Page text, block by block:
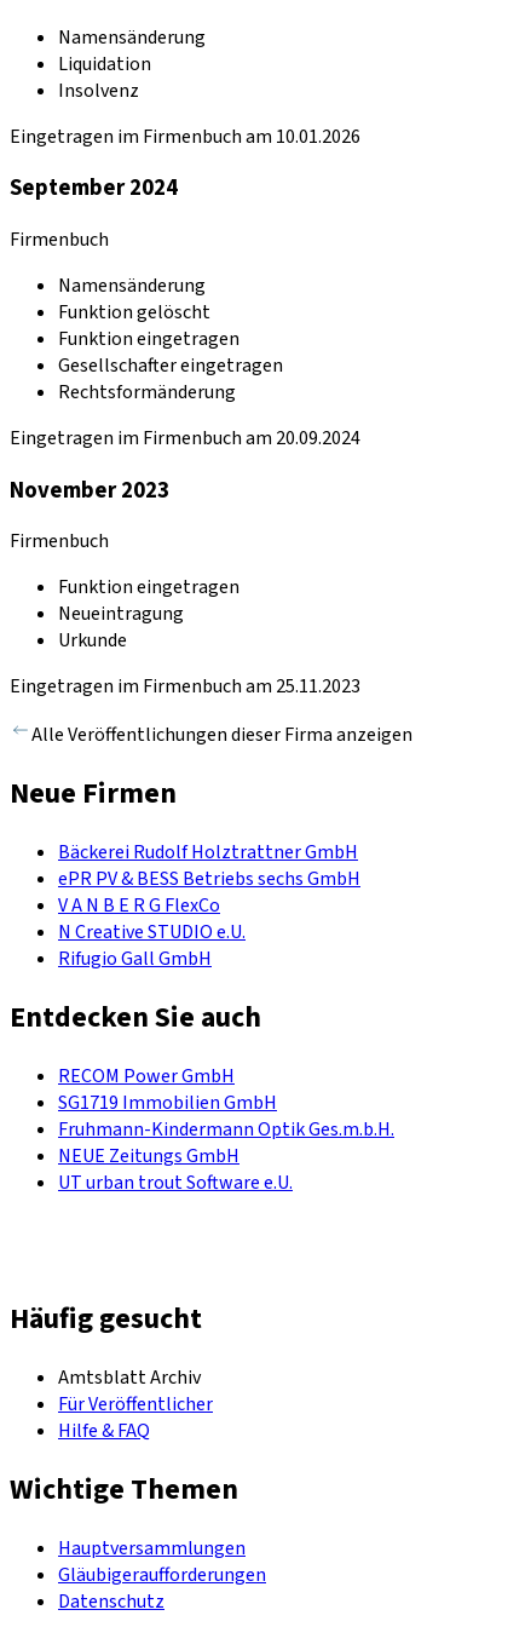
Namensänderung
Liquidation
Insolvenz
Eingetragen im Firmenbuch am 10.01.2026
September 2024
Firmenbuch
Namensänderung
Funktion gelöscht
Funktion eingetragen
Gesellschafter eingetragen
Rechtsformänderung
Eingetragen im Firmenbuch am 20.09.2024
November 2023
Firmenbuch
Funktion eingetragen
Neueintragung
Urkunde
Eingetragen im Firmenbuch am 25.11.2023
Alle Veröffentlichungen dieser Firma anzeigen
Neue Firmen
Bäckerei Rudolf Holztrattner GmbH
ePR PV & BESS Betriebs sechs GmbH
V A N B E R G FlexCo
N Creative STUDIO e.U.
Rifugio Gall GmbH
Entdecken Sie auch
RECOM Power GmbH
SG1719 Immobilien GmbH
Fruhmann-Kindermann Optik Ges.m.b.H.
NEUE Zeitungs GmbH
UT urban trout Software e.U.
Häufig gesucht
Amtsblatt Archiv
Für Veröffentlicher
Hilfe & FAQ
Wichtige Themen
Hauptversammlungen
Gläubigeraufforderungen
Datenschutz